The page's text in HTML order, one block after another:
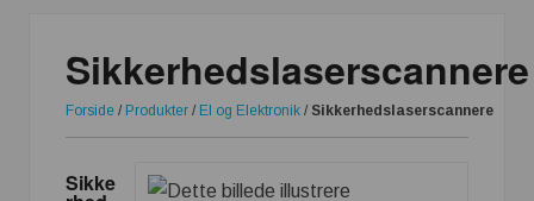
Sikkerhedslaserscannere
Forside / Produkter / El og Elektronik / Sikkerhedslaserscannere
Sikke